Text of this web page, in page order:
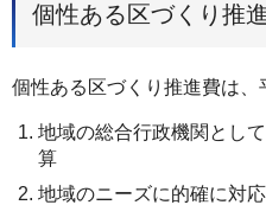
個性ある区づくり推
個性ある区づくり推進費は、
地域の総合行政機関とし
算
地域のニーズに的確に対